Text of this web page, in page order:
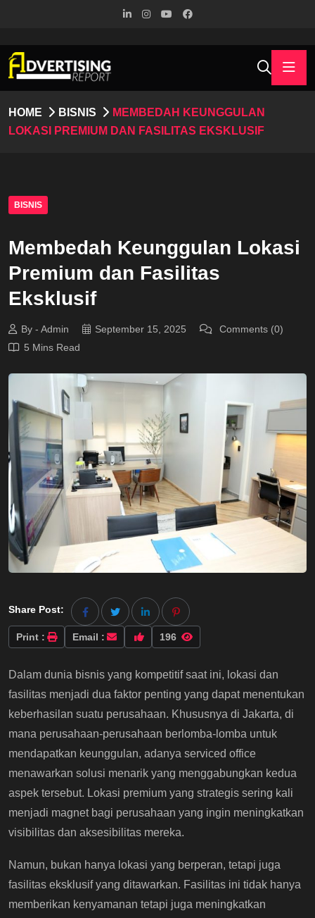
HOME BISNIS
MEMBEDAH KEUNGGULAN
LOKASI PREMIUM DAN FASILITAS EKSKLUSIF
BISNIS
Membedah Keunggulan Lokasi
Premium dan Fasilitas
Eksklusif
By - Admin September 15, 2025
Comments (0)
5 Mins Read
Share Post:
Print : Email : 196
Dalam dunia bisnis yang kompetitif saat ini, lokasi dan
fasilitas menjadi dua faktor penting yang dapat menentukan
keberhasilan suatu perusahaan. Khususnya di Jakarta, di
mana perusahaan-perusahaan berlomba-lomba untuk
mendapatkan keunggulan, adanya serviced office
menawarkan solusi menarik yang menggabungkan kedua
aspek tersebut. Lokasi premium yang strategis sering kali
menjadi magnet bagi perusahaan yang ingin meningkatkan
visibilitas dan aksesibilitas mereka.
Namun, bukan hanya lokasi yang berperan, tetapi juga
fasilitas eksklusif yang ditawarkan. Fasilitas ini tidak hanya
memberikan kenyamanan tetapi juga meningkatkan